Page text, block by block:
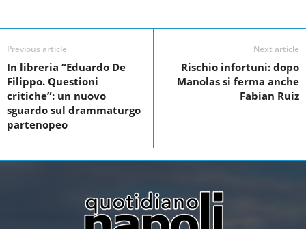
c
e
b
o
o
i
t
t
e
r
n
k
e
d
I
a
e
Previous article
In libreria “Eduardo De
Filippo. Questioni
critiche”: un nuovo
sguardo sul drammaturgo
partenopeo
Next article
Rischio infortuni: dopo
Manolas si ferma anche
Fabian Ruiz